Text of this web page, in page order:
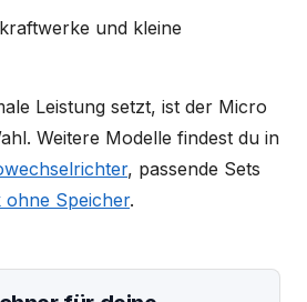
und kleine
Leistung setzt, ist der Micro
Weitere Modelle findest du in
, passende Sets
Speicher.